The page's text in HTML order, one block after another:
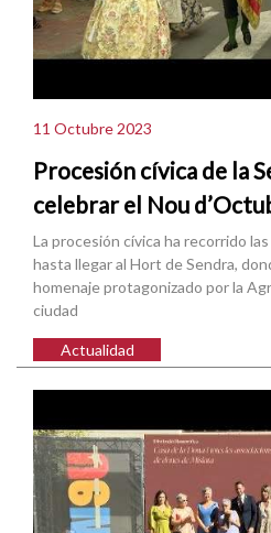
11 Octubre 2023
Procesión cívica de la
celebrar el Nou
La procesión cívica ha recorrido
hasta llegar al Hort de Sendra,
homenaje protagonizado por la
ciudad
Actualidad